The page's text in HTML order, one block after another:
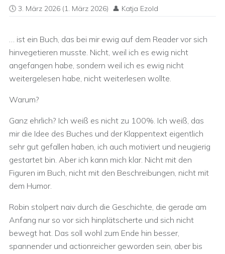
3. März 2026 (1. März 2026) Katja Ezold
… ist ein Buch, das bei mir ewig auf dem Reader vor sich
hinvegetieren musste. Nicht, weil ich es ewig nicht
angefangen habe, sondern weil ich es ewig nicht
weitergelesen habe, nicht weiterlesen wollte.
Warum?
Ganz ehrlich? Ich weiß es nicht zu 100%. Ich weiß, das
mir die Idee des Buches und der Klappentext eigentlich
sehr gut gefallen haben, ich auch motiviert und neugierig
gestartet bin. Aber ich kann mich klar. Nicht mit den
Figuren im Buch, nicht mit den Beschreibungen, nicht mit
dem Humor.
Robin stolpert naiv durch die Geschichte, die gerade am
Anfang nur so vor sich hinplätscherte und sich nicht
bewegt hat. Das soll wohl zum Ende hin besser,
spannender und actionreicher geworden sein, aber bis